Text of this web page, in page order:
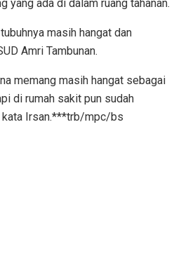
yang ada di dalam ruang tahanan.
masih hangat dan
Amri Tambunan.
memang masih hangat sebagai
di rumah sakit pun sudah
kata Irsan.***trb/mpc/bs